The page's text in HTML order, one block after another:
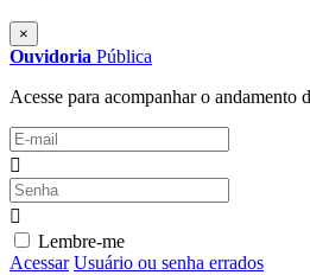
×
Ouvidoria Pública
Acesse para acompanhar o andamento
Lembre-me
Acessar Usuário ou senha errados